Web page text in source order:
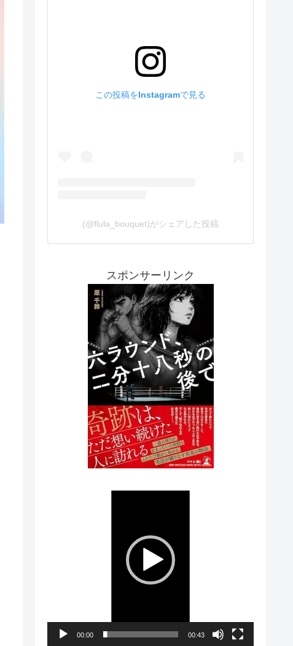
この投稿をInstagramで見る
(@flula_bouquet)がシェアした投稿
スポンサーリンク
レ
ー
ヤ
00:00 00:43